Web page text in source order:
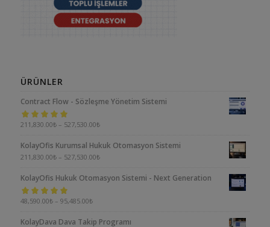
ÜRÜNLER
Contract Flow - Sözleşme Yönetim Sistemi
5 üzerinden
211,830.00₺ – 527,530.00₺
KolayOfis Kurumsal Hukuk Otomasyon Sistemi
211,830.00₺ – 527,530.00₺
KolayOfis Hukuk Otomasyon Sistemi - Next Generation
5 üzerinden
48,590.00₺ – 95,485.00₺
KolayDava Dava Takip Programı